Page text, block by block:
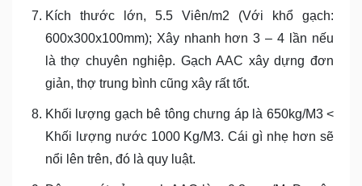
Kích thước lớn, 5.5 Viên/m2 (Với khổ gạch:
600x300x100mm); Xây nhanh hơn 3 – 4 lần nếu
là thợ chuyên nghiệp. Gạch AAC xây dựng đơn
giản, thợ trung bình cũng xây rất tốt.
Khối lượng gạch bê tông chưng áp là 650kg/M3 <
Khối lượng nước 1000 Kg/M3. Cái gì nhẹ hơn sẽ
nổi lên trên, đó là quy luật.